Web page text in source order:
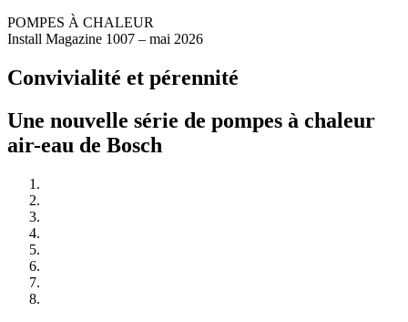
POMPES À CHALEUR
Install Magazine 1007 – mai 2026
Convivialité et pérennité
Une nouvelle série de pompes à chaleur
air-eau de Bosch